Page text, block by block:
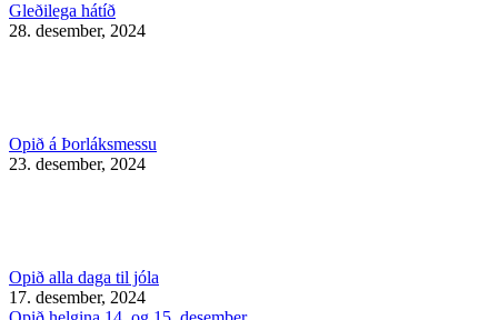
Gleðilega hátíð
28. desember, 2024
Opið á Þorláksmessu
23. desember, 2024
Opið alla daga til jóla
17. desember, 2024